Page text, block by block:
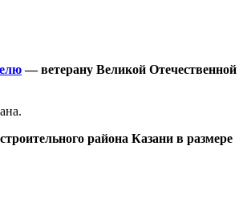
— ветерану Великой Отечественной
района Казани в размере